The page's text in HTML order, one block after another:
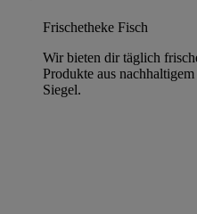
Frischetheke Fisch
Wir bieten dir täglich
Produkte aus
Siegel.